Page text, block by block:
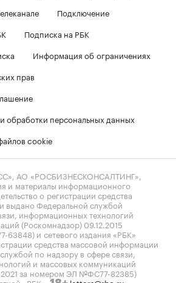
Подключение
Подписка на РБК
Информация об ограничениях
прав
обработки персональных данных
cookie
АО «РОСБИЗНЕСКОНСАЛТИНГ»,
и материалы информационного
о регистрации средства
выдано Федеральной службой
информационных технологий
(Роскомнадзор) 09.12.2015
и сетевого издания «РБК»
средства массовой информации
по надзору в сфере связи,
и массовых коммуникаций
за номером ЭЛ №ФС77-82385)